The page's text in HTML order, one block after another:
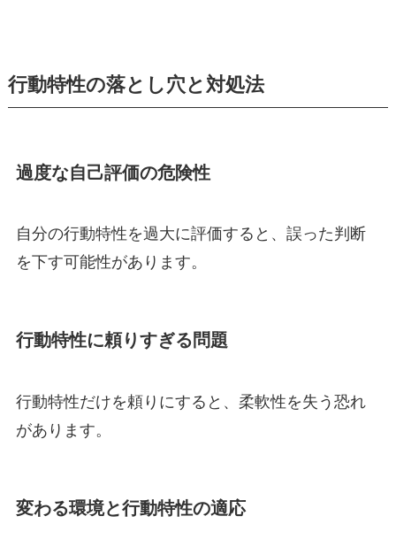
行動特性の落とし穴と対処法
過度な自己評価の危険性
自分の行動特性を過大に評価すると、誤った判断
を下す可能性があります。
行動特性に頼りすぎる問題
行動特性だけを頼りにすると、柔軟性を失う恐れ
があります。
変わる環境と行動特性の適応